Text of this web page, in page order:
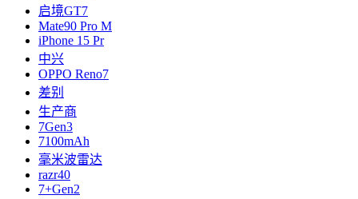
启境GT7
Mate90 Pro M
iPhone 15 Pr
中兴
OPPO Reno7
差别
生产商
7Gen3
7100mAh
毫米波雷达
razr40
7+Gen2